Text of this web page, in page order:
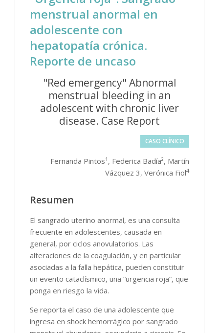
menstrual anormal en
adolescente con
hepatopatía crónica.
Reporte de uncaso
"Red emergency" Abnormal
menstrual bleeding in an
adolescent with chronic liver
disease. Case Report
CASO CLÍNICO
Fernanda Pintos¹, Federica Badía², Martín
Vázquez 3, Verónica Fiol4
Resumen
El sangrado uterino anormal, es una consulta
frecuente en adolescentes, causada en
general, por ciclos anovulatorios. Las
alteraciones de la coagulación, y en particular
asociadas a la falla hepática, pueden constituir
un evento cataclísmico, una “urgencia roja”, que
ponga en riesgo la vida.
Se reporta el caso de una adolescente que
ingresa en shock hemorrágico por sangrado